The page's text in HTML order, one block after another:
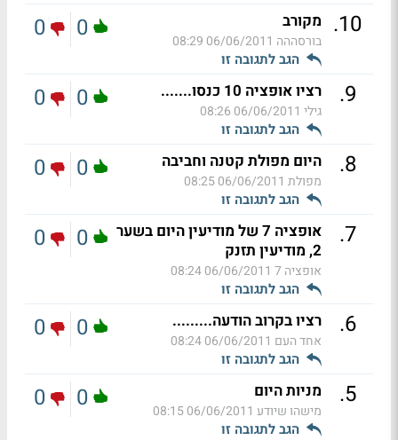
10
. מקורב
בורסההה 06/06/2011 08:29
הגב לתגובה זו
0
0
9
. רציו אופציה 10 כנסו.......
גילי 06/06/2011 08:26
הגב לתגובה זו
0
0
8
. היום מפולת קטנה וחביבה
מפולת 06/06/2011 08:25
הגב לתגובה זו
0
0
7
.
אופציה 7 של מודיעין היום בשער
2, מודיעין תזנק
אופציה 7 06/06/2011 08:24
הגב לתגובה זו
0
0
6
. רציו בקרוב הודעה.........
אחד העם 06/06/2011 08:24
הגב לתגובה זו
0
0
5
. מניות היום
מישהו שיודע 06/06/2011 08:15
הגב לתגובה זו
0
0